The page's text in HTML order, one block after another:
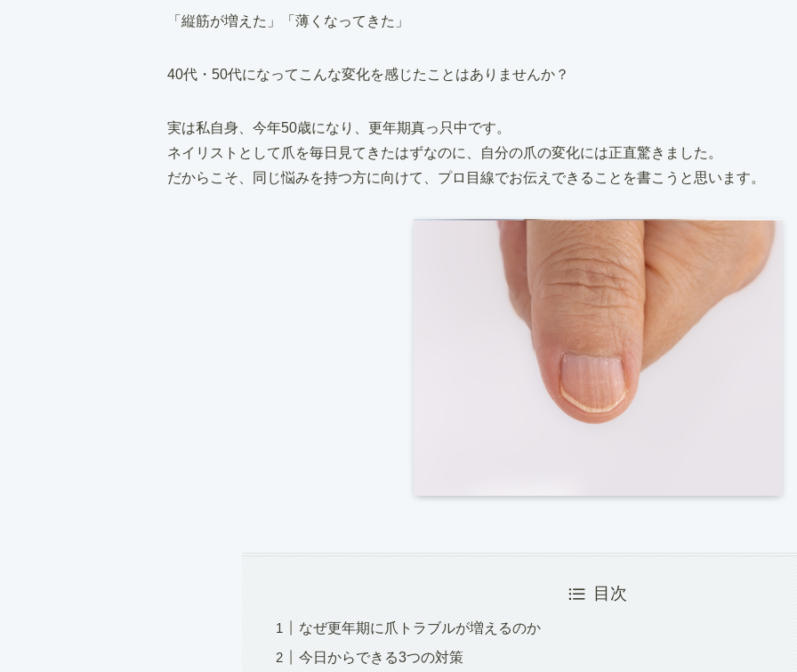
「縦筋が増えた」「薄くなってきた」
40代・50代になってこんな変化を感じたことはありませんか？
実は私自身、今年50歳になり、更年期真っ只中です。
ネイリストとして爪を毎日見てきたはずなのに、自分の爪の変化には正直驚きました。
だからこそ、同じ悩みを持つ方に向けて、プロ目線でお伝えできることを書こうと思います。
目次
なぜ更年期に爪トラブルが増えるのか
今日からできる3つの対策